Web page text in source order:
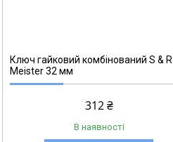
Ключ гайковий комбінований S & R
Meister 32 мм
312 ₴
В наявності